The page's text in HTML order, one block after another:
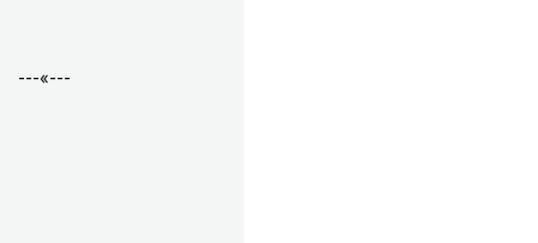
---«---